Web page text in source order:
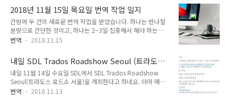
자 수가 채워지면 프로젝트가 종료된다고 하네요. 참고는 저는
Appen사..
수 있는 기회입니다. 트라도스는 연중 수시로 할인 행사를 진행
합니다. 보통은 20~30% 수준이고, 40% 할인은 연중 1~2회 정
도 같습니다. 블랙 프라이데이 특가로 278유로가 할인된 417유
로에 구입이 가능합니다. 278유로면 제가 본 가격 중에 가장 저
렴하네요. 저는 2011 버전을 사용하고 있고 업그레이드를 하지
추후에 호환성 문제가 발생하면 최신 버전으로 업그레이..
2018년 11월 15일 목요일 번역 작업 일지
간밤에 두 건의 새로운 번역 작업을 받았습니다. 하나는 반나절
분량으로 간단한 것이고, 하나는 2~3일 집중해서 해야 하는 약
관 번역이었습니다. 법률번역은 번역을 시작할 초기에 주력 분야
습니다. 하지만 감기 때문에 기간이 촉박한 법률번역에 집중할
자신이 없어서 약관 번역건은 아쉽지만 반납했습니다. 감기가 그
리 심하지는 않지만 무기력감을 느껴지고 일에 집중하는 것이 힘
들어서 오전에 병원에 다녀왔습니다. 최근 옆동네 인천에서 주사
쇼크로 4명이 숨지는 사건이 있어서 그런지 의사 선생님이 주사
번역 2018.11.15
내일 SDL Trados Roadshow Seoul (트라도스
로드쇼 서울) 개최
내일 11월 14일 수요일 SDL에서 SDL Trados Roadshow
Seoul(트라도스 로드쇼 서울)을 개최한다고 하네요. 아마 매년
개최되는 연례행사 같습니다. 이번 행사에서는 SDL Trados
번역 2018.11.13